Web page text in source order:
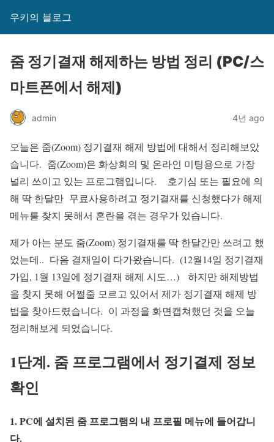
우키의 블로그
줌 정기결재 해제하는 방법 정리 (PC/스
마트폰에서 해제)
admin 4년 ago
오늘은 줌(Zoom) 정기결재 해제 방법에 대해서 정리해보았
습니다. 줌(Zoom)은 화상회의 및 온라인 미팅용으로 가장
널리 쓰이고 있는 프로그램입니다. 호기심 또는 필요에 의
해 딱 한달만 무료사용하려고 정기결재를 신청했다가 해제
메뉴를 찾지 못해서 혼란을 겪는 경우가 있습니다.
제가 아는 분도 줌(Zoom) 정기결재를 딱 한달간만 쓰려고 했
었는데.. 다음 결재일이 다가왔습니다. (12월14일 정기결재
가입, 1월 13일에 정기결재 해제 시도…) 하지만 해제방법
을 찾지 못해 어쩔줄 모르고 있어서 제가 정기결재 해제 방
법을 찾아드렸습니다. 이 과정을 화면캡쳐했던 것을 오늘
정리해보게 되었습니다.
1단계. 줌 프로그램에서 정기결제 정보
확인
1. PC에 설치된 줌 프로그램의 내 프로필 메뉴에 들어갑니
다.